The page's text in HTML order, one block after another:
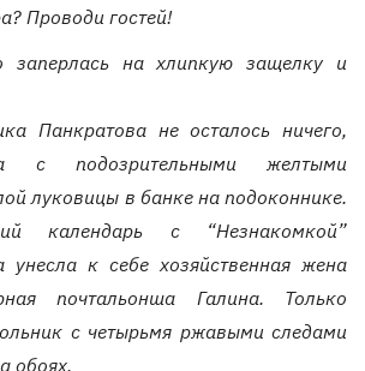
Проводи гостей!
заперлась на хлипкую защелку и
Панкратова не осталось ничего,
с подозрительными желтыми
луковицы в банке на подоконнике.
календарь с “Незнакомкой”
унесла к себе хозяйственная жена
почтальонша Галина. Только
с четырьмя ржавыми следами
обоях.